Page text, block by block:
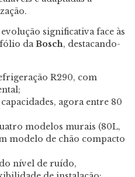
significativa face às
daBosch, destacando-
R290, com
agora entre 80
modelos murais (80L,
modelo de chão compacto
nível de ruído,